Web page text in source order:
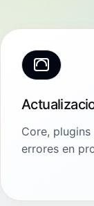
Core,
errores en